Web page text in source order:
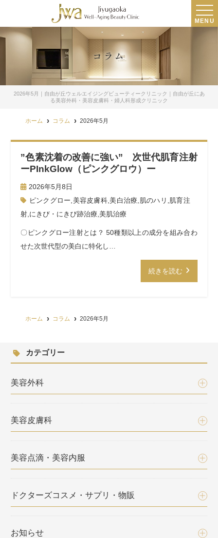
MENU
コラム
2026年5月｜自由が丘ウェルエイジングビューティークリニック｜自由が丘にあ
る美容外科・美容皮膚科・婦人科形成クリニック
ホーム コラム 2026年5月
”色素沈着の改善に強い” 次世代肌育注射
ーPInkGlow（ピンクグロウ）ー
2026年5月8日
ピンクグロー 美容皮膚科 美白治療 肌のハリ 肌育注
射 にきび・にきび跡治療 美肌治療
〇ピンクグロー注射とは？ 50種類以上の成分を組み合わ
せた次世代型の美白に特化し…
続きを読む
ホーム コラム 2026年5月
カテゴリー
美容外科
美容皮膚科
美容点滴・美容内服
ドクターズコスメ・サプリ・物販
お知らせ